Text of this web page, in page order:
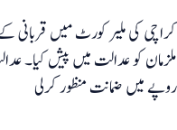
روپے میں ضمانت منظور کرلی